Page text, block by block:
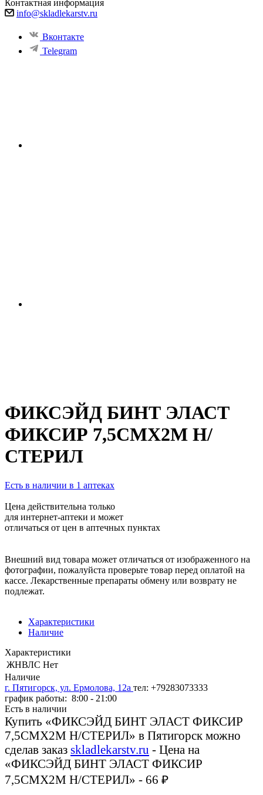
Контактная информация
info@skladlekarstv.ru
Вконтакте
Telegram
ФИКСЭЙД БИНТ ЭЛАСТ
ФИКСИР 7,5СМX2М Н/
СТЕРИЛ
Есть в наличии в 1 аптеках
Цена действительна только
для интернет-аптеки и может
отличаться от цен в аптечных пунктах
Внешний вид товара может отличаться от изображенного на
фотографии, пожалуйста проверьте товар перед оплатой на
кассе. Лекарственные препараты обмену или возврату не
подлежат.
Характеристики
Наличие
Характеристики
ЖНВЛС Нет
Наличие
г. Пятигорск, ул. Ермолова, 12а тел: +79283073333
график работы: 8:00 - 21:00
Есть в наличии
Купить «ФИКСЭЙД БИНТ ЭЛАСТ ФИКСИР
7,5СМX2М Н/СТЕРИЛ» в Пятигорск можно
сделав заказ skladlekarstv.ru - Цена на
«ФИКСЭЙД БИНТ ЭЛАСТ ФИКСИР
7,5СМX2М Н/СТЕРИЛ» - 66 ₽